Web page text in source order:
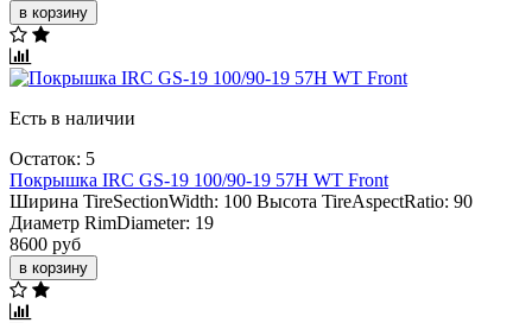
в корзину
Есть в наличии
Остаток: 5
Покрышка IRC GS-19 100/90-19 57H WT Front
Ширина TireSectionWidth: 100 Высота TireAspectRatio: 90
Диаметр RimDiameter: 19
8600 руб
в корзину